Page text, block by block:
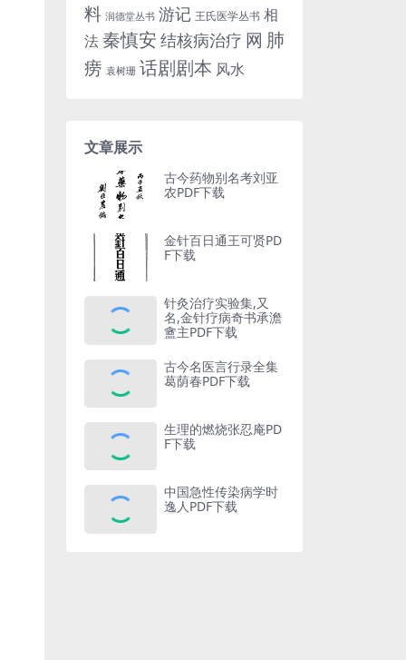
料 润德堂丛书 游记 王氏医学丛书 相
法 秦慎安 结核病治疗 网 肺
痨 袁树珊 话剧剧本 风水
文章展示
古今药物别名考刘亚
农PDF下载
金针百日通王可贤PD
F下载
针灸治疗实验集,又
名,金针疗病奇书承澹
盦主PDF下载
古今名医言行录全集
葛荫春PDF下载
生理的燃烧张忍庵PD
F下载
中国急性传染病学时
逸人PDF下载